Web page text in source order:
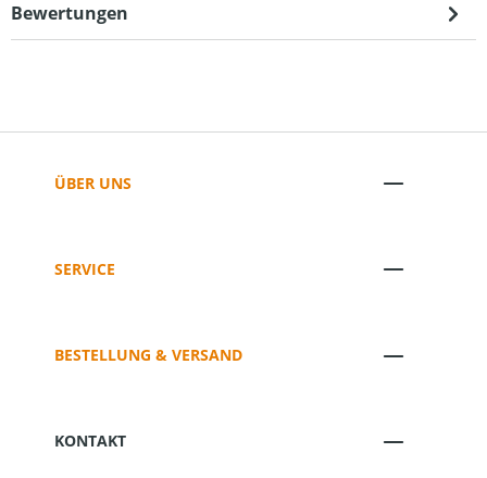
Bewertungen
ÜBER UNS
SERVICE
BESTELLUNG & VERSAND
KONTAKT